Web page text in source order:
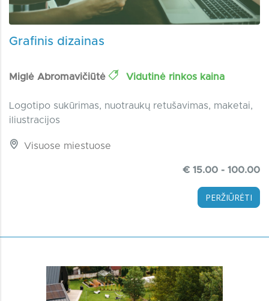
Grafinis dizainas
Miglė Abromavičiūtė Vidutinė rinkos kaina
Logotipo sukūrimas, nuotraukų retušavimas, maketai,
iliustracijos
Visuose miestuose
€ 15.00 - 100.00
PERŽIŪRĖTI